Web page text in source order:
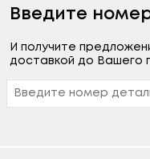
Введите
И получите
доставкой до Вашего